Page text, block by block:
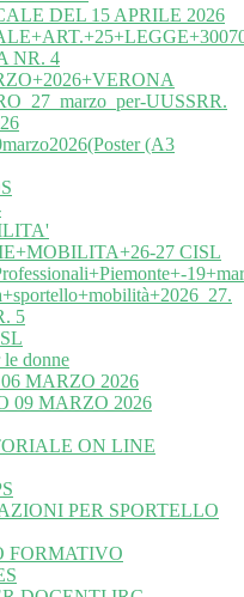
DEL 15 APRILE 2026
NR. 4
UUSSRR.
(A3
27 CISL
5
donne
MARZO 2026
09 MARZO 2026
ON LINE
PER SPORTELLO
FORMATIVO